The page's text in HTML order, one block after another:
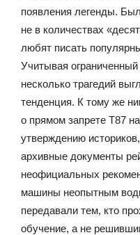
появления легенды.
не в количествах
любят писать
Учитывая
несколько трагедий
тенденция. К тому же
о прямом запрете T87
утверждению
архивные документы
неофициальных
машины неопытным
передавали тем, кто
обучение, а не